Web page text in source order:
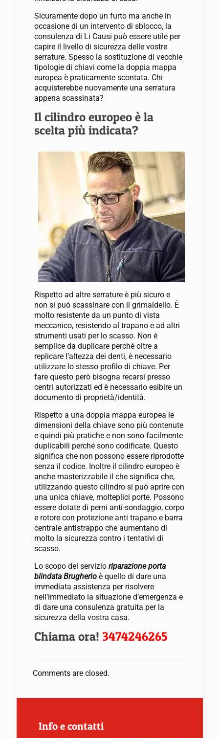
Sicuramente dopo un furto ma anche in
occasione di un intervento di sblocco, la
consulenza di Li Causi può essere utile per
capire il livello di sicurezza delle vostre
serrature. Spesso la sostituzione di vecchie
tipologie di chiavi come la doppia mappa
europea è praticamente scontata. Chi
acquisterebbe nuovamente una serratura
appena scassinata?
Il cilindro europeo è la
scelta più indicata?
Rispetto ad altre serrature è più sicuro e
non si può scassinare con il grimaldello. È
molto resistente da un punto di vista
meccanico, resistendo al trapano e ad altri
strumenti usati per lo scasso. Non è
semplice da duplicare perché oltre a
replicare l’altezza dei denti, è necessario
utilizzare lo stesso profilo di chiave. Per
fare questo però bisogna recarsi presso
centri autorizzati ed è necessario esibire un
documento di proprietà/identità.
Rispetto a una doppia mappa europea le
dimensioni della chiave sono più contenute
e quindi più pratiche e non sono facilmente
duplicabili perché sono codificate. Questo
significa che non possono essere riprodotte
senza il codice. Inoltre il cilindro europeo è
anche masterizzabile il che significa che,
utilizzando questo cilindro si può aprire con
una unica chiave, molteplici porte. Possono
essere dotate di perni anti-sondaggio, corpo
e rotore con protezione anti trapano e barra
centrale antistrappo che aumentano di
molto la sicurezza contro i tentativi di
scasso.
Lo scopo del servizio riparazione porta
blindata Brugherioè quello di dare una
immediata assistenza per risolvere
nell’immediato la situazione d’emergenza e
di dare una consulenza gratuita per la
sicurezza della vostra casa.
Chiama ora! 3474246265
Comments are closed.
Info e contatti